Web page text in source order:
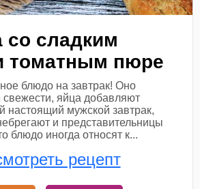
сладким
томатным пюре
блюдо на завтрак! Оно
свежести, яйца добавляют
настоящий мужской завтрак,
и представительницы
блюдо иногда относят к...
рецепт